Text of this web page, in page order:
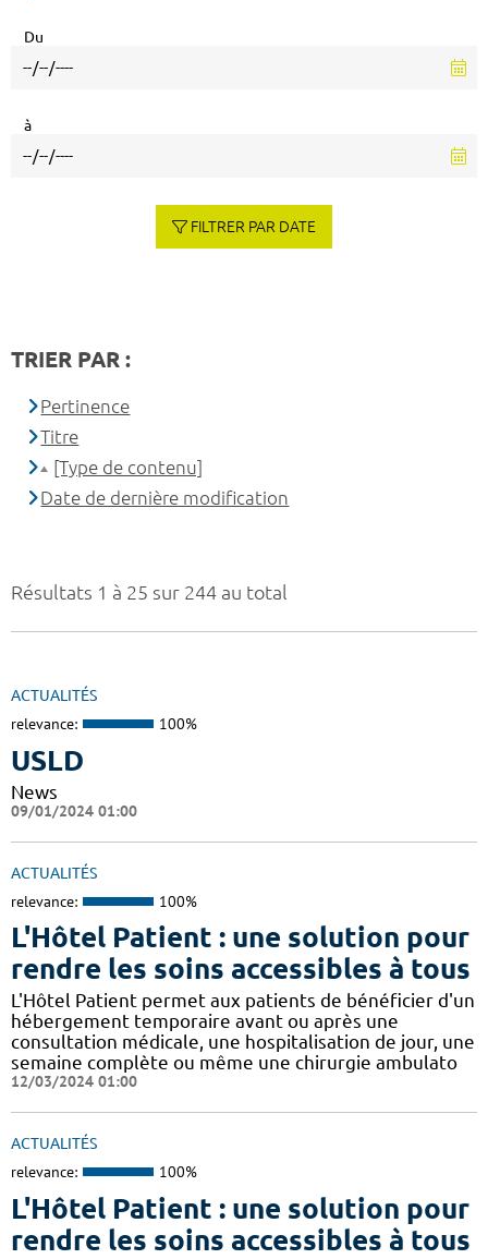
Résultats 1 à 25 sur 244 au total
ACTUALITÉS
relevance: 100%
USLD
News
09/01/2024 01:00
ACTUALITÉS
relevance: 100%
L'Hôtel Patient : une solution pour
rendre les soins accessibles à tous
L'Hôtel Patient permet aux patients de bénéficier d'un
hébergement temporaire avant ou après une
consultation médicale, une hospitalisation de jour, une
semaine complète ou même une chirurgie ambulato
12/03/2024 01:00
ACTUALITÉS
relevance: 100%
L'Hôtel Patient : une solution pour
rendre les soins accessibles à tous
Du
à
FILTRER PAR DATE
TRIER PAR :
Pertinence
Titre
[Type de contenu]
Date de dernière modification